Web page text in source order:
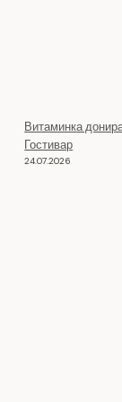
Витаминка
Гостивар
24.07.2026